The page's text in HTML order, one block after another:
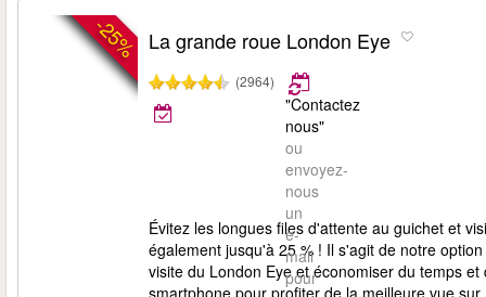
-25% La grande roue London Eye
(2964)
"Contactez
nous"
ou
envoyez-
nous
un
e-
mail
pour
Évitez les longues files d'attente au guichet et
également jusqu'à 25 % ! Il s'agit de notre
visite du London Eye et économiser du temps